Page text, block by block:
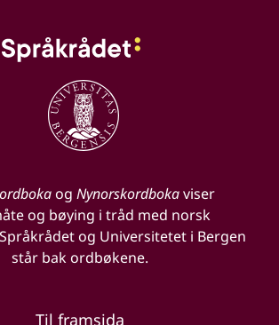
og Nynorskordbokaviser
og bøying i tråd med norsk
og Universitetet i Bergen
står bak ordbøkene.
Til framsida